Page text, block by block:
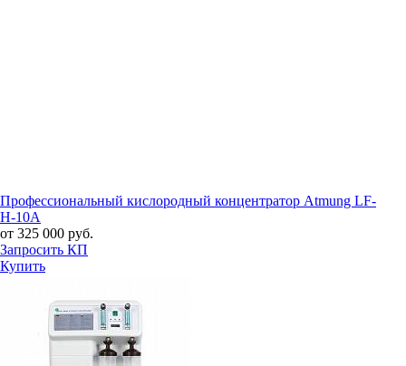
Профессиональный кислородный концентратор Atmung LF-
H-10A
от 325 000 руб.
Запросить КП
Купить